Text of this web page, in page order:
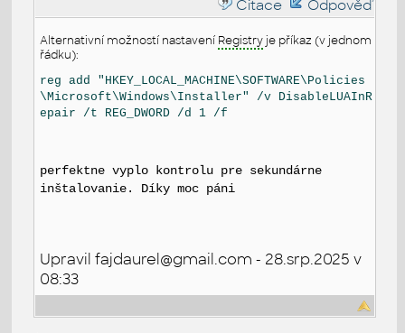
Citace
Odpověď
Alternativní možností nastavení Registryje příkaz (v jednom
řádku):
reg add "HKEY_LOCAL_MACHINE\SOFTWARE\Policies
\Microsoft\Windows\Installer" /v DisableLUAInR
epair /t REG_DWORD /d 1 /f
perfektne vyplo kontrolu pre sekundárne
inštalovanie. Díky moc páni
Upravil fajdaurel@gmail.com - 28.srp.2025 v
08:33